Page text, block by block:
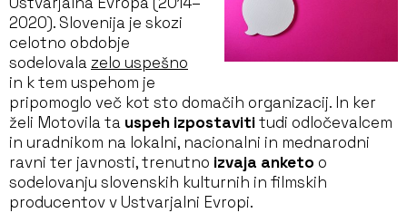
2020). Slovenija je skozi
celotno obdobje
sodelovalazelo uspešno
in k tem uspehom je
pripomoglo več kot sto domačih organizacij. In ker
želi Motovila ta uspeh izpostavititudi odločevalcem
in uradnikom na lokalni, nacionalni in mednarodni
ravni ter javnosti, trenutno izvaja anketo o
sodelovanju slovenskih kulturnih in filmskih
producentov v Ustvarjalni Evropi.